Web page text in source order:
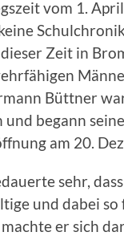
vom 1.
Zeit in
Büttner
und begann
am 20.
sehr,
und dabei
machte er sich